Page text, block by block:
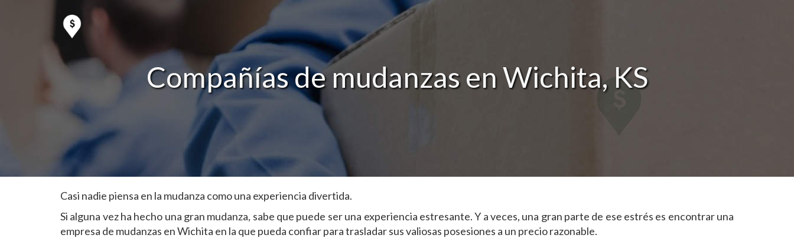
Compañías de mudanzas en Wichita, KS
Casi nadie piensa en la mudanza como una experiencia divertida.
Si alguna vez ha hecho una gran mudanza, sabe que puede ser una experiencia estresante. Y a veces, una gran parte de ese estrés es encontrar una
empresa de mudanzas en Wichita en la que pueda confiar para trasladar sus valiosas posesiones a un precio razonable.